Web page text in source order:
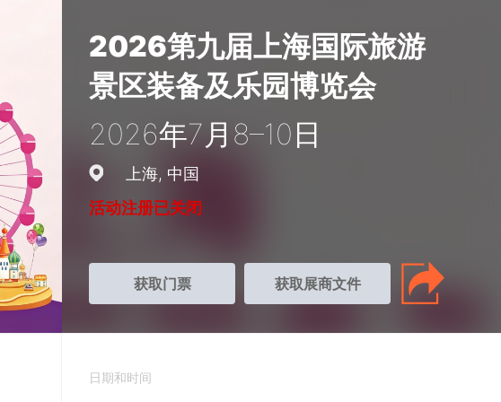
2026第九届上海国际旅游
景区装备及乐园博览会
2026年7月8–10日
上海 中国
活动注册已关闭
获取门票 获取展商文件
日期和时间